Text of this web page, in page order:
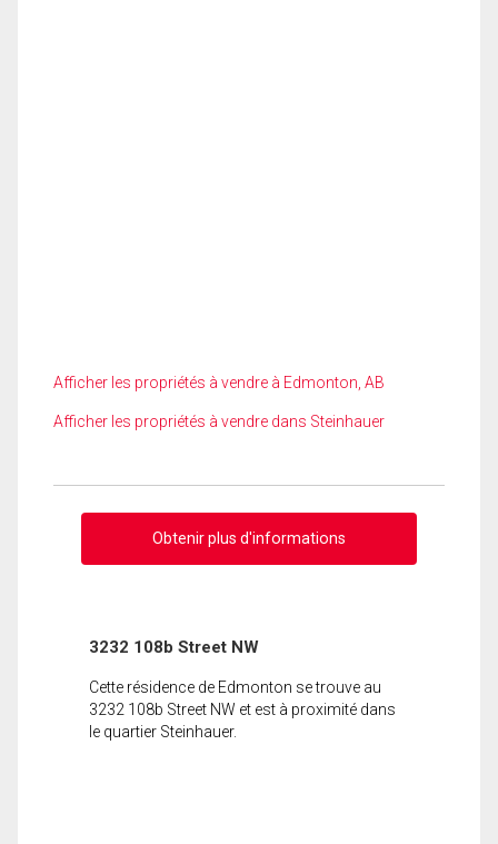
Afficher les propriétés à vendre à Edmonton, AB
Afficher les propriétés à vendre dans Steinhauer
Obtenir plus d'informations
3232 108b Street NW
Cette résidence de Edmonton se trouve au
3232 108b Street NW et est à proximité dans
le quartier Steinhauer.